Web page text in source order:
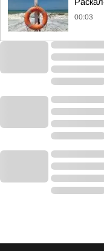
00:03